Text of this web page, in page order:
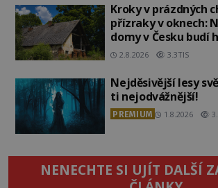
Kroky v prázdných
přízraky v oknech:
domy v Česku budí
2.8.2026 3.3TIS
Nejděsivější lesy světa:
ti nejodvážnější!
PREMIUM 1.8.2026
NENECHTE SI UJÍT DALŠÍ